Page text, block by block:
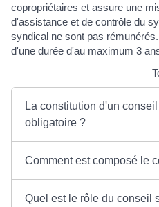
copropriétaires et assure une
d'assistance et de contrôle du
syndical ne sont pas
d'une durée d'au maximum 3
La constitution d'un
obligatoire ?
Comment est composé le
Quel est le rôle du conseil